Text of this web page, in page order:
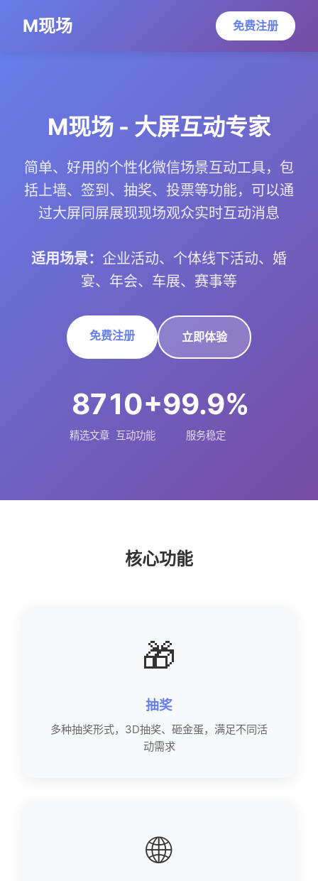
M现场 免费注册
M现场 - 大屏互动专家
简单、好用的个性化微信场景互动工具，包
括上墙、签到、抽奖、投票等功能，可以通
过大屏同屏展现现场观众实时互动消息
适用场景： 企业活动、个体线下活动、婚
宴、年会、车展、赛事等
免费注册 立即体验
87
精选文章
10+
互动功能
99.9%
服务稳定
核心功能
🎁
抽奖
多种抽奖形式，3D抽奖、砸金蛋，满足不同活
动需求
🌐